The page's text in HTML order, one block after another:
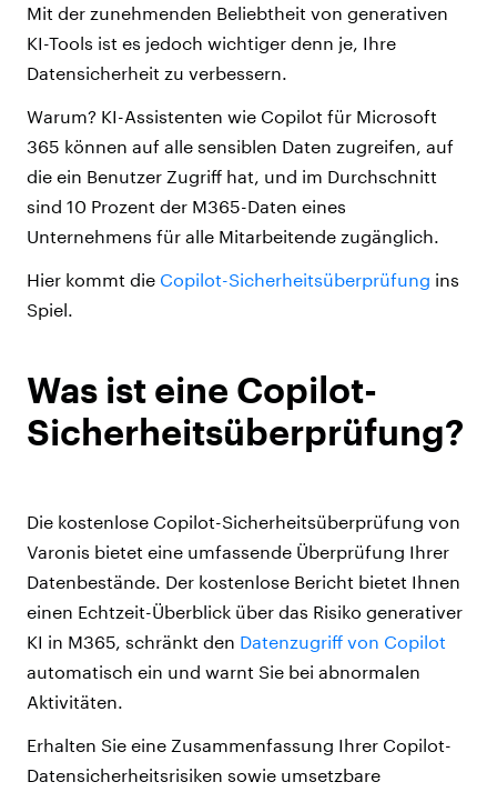
Mit der zunehmenden Beliebtheit von generativen
KI-Tools ist es jedoch wichtiger denn je, Ihre
Datensicherheit zu verbessern.
Warum? KI-Assistenten wie Copilot für Microsoft
365 können auf alle sensiblen Daten zugreifen, auf
die ein Benutzer Zugriff hat, und im Durchschnitt
sind 10 Prozent der M365-Daten eines
Unternehmens für alle Mitarbeitende zugänglich.
Hier kommt die Copilot-Sicherheitsüberprüfung ins
Spiel.
Was ist eine Copilot-
Sicherheitsüberprüfung?
Die kostenlose Copilot-Sicherheitsüberprüfung von
Varonis bietet eine umfassende Überprüfung Ihrer
Datenbestände. Der kostenlose Bericht bietet Ihnen
einen Echtzeit-Überblick über das Risiko generativer
KI in M365, schränkt den Datenzugriff von Copilot
automatisch ein und warnt Sie bei abnormalen
Aktivitäten.
Erhalten Sie eine Zusammenfassung Ihrer Copilot-
Datensicherheitsrisiken sowie umsetzbare